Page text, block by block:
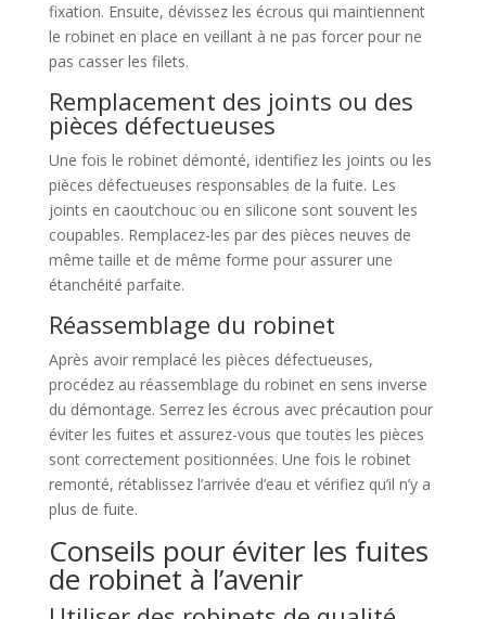
fixation. Ensuite, dévissez les écrous qui maintiennent
le robinet en place en veillant à ne pas forcer pour ne
pas casser les filets.
Remplacement des joints ou des
pièces défectueuses
Une fois le robinet démonté, identifiez les joints ou les
pièces défectueuses responsables de la fuite. Les
joints en caoutchouc ou en silicone sont souvent les
coupables. Remplacez-les par des pièces neuves de
même taille et de même forme pour assurer une
étanchéité parfaite.
Réassemblage du robinet
Après avoir remplacé les pièces défectueuses,
procédez au réassemblage du robinet en sens inverse
du démontage. Serrez les écrous avec précaution pour
éviter les fuites et assurez-vous que toutes les pièces
sont correctement positionnées. Une fois le robinet
remonté, rétablissez l’arrivée d’eau et vérifiez qu’il n’y a
plus de fuite.
Conseils pour éviter les fuites
de robinet à l’avenir